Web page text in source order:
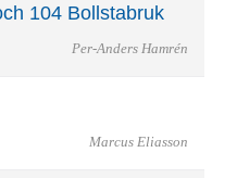
104 Bollstabruk
Per-Anders Hamrén
Marcus Eliasson